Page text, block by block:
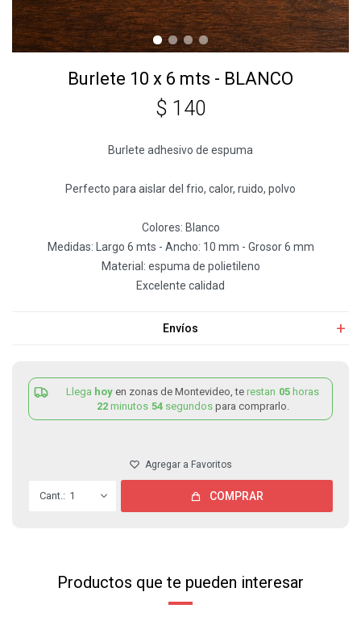
Burlete 10 x 6 mts - BLANCO
$ 140
Burlete adhesivo de espuma
Perfecto para aislar del frio, calor, ruido, polvo
Colores: Blanco
Medidas: Largo 6 mts - Ancho: 10 mm - Grosor 6 mm
Material: espuma de polietileno
Excelente calidad
Envíos
Llega hoy en zonas de Montevideo, te restan 05 horas
22 minutos 54 segundos para comprarlo.
1 COMPRAR
Productos que te pueden interesar